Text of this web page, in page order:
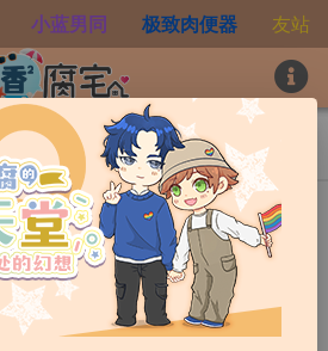
小蓝男同 极致肉便器 友站
sessions
作者:ヨネダコウ
连载中
订阅:
1,150
觀看數: 1801